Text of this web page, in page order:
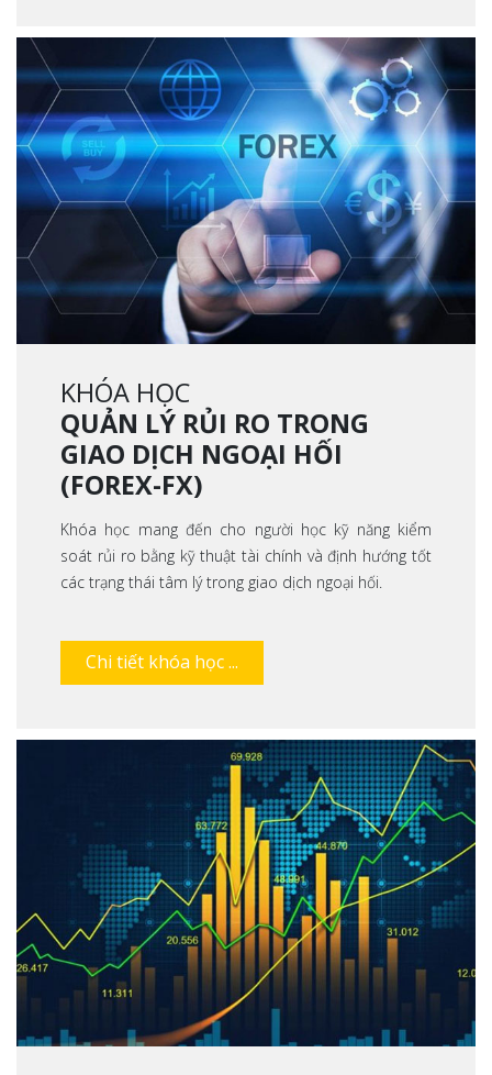
KHÓA HỌC
QUẢN LÝ RỦI RO TRONG
GIAO DỊCH NGOẠI HỐI
(FOREX-FX)
Khóa học mang đến cho người học kỹ năng kiểm
soát rủi ro bằng kỹ thuật tài chính và định hướng tốt
các trạng thái tâm lý trong giao dịch ngoại hối.
Chi tiết khóa học ...